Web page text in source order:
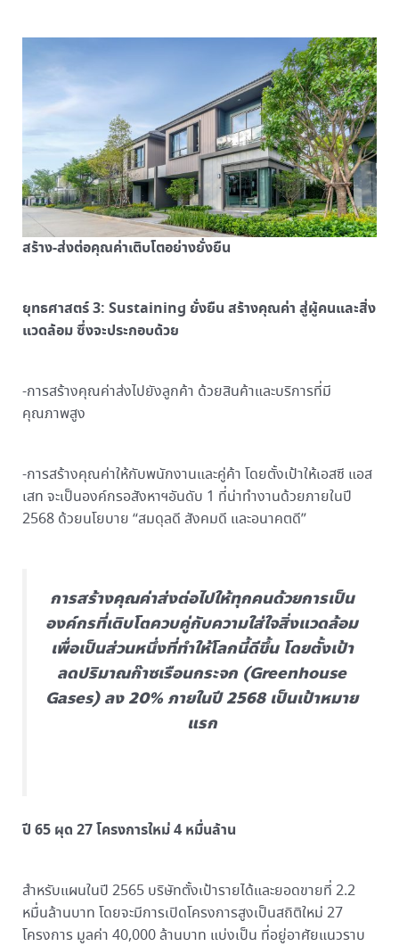
สร้าง-ส่งต่อคุณค่าเติบโตอย่างยั่งยืน
ยุทธศาสตร์ 3: Sustaining ยั่งยืน สร้างคุณค่า สู่ผู้คนและสิ่ง
แวดล้อม ซึ่งจะประกอบด้วย
-การสร้างคุณค่าส่งไปยังลูกค้า ด้วยสินค้าและบริการที่มี
คุณภาพสูง
-การสร้างคุณค่าให้กับพนักงานและคู่ค้า โดยตั้งเป้าให้เอสซี แอส
เสท จะเป็นองค์กรอสังหาฯอันดับ 1 ที่น่าทำงานด้วยภายในปี
2568 ด้วยนโยบาย “สมดุลดี สังคมดี และอนาคตดี”
การสร้างคุณค่าส่งต่อไปให้ทุกคนด้วยการเป็น
องค์กรที่เติบโตควบคู่กับความใส่ใจสิ่งแวดล้อม
เพื่อเป็นส่วนหนึ่งที่ทำให้โลกนี้ดีขึ้น โดยตั้งเป้า
ลดปริมาณก๊าซเรือนกระจก (Greenhouse
Gases) ลง 20% ภายในปี 2568 เป็นเป้าหมาย
แรก
ปี 65 ผุด 27 โครงการใหม่ 4 หมื่นล้าน
สำหรับแผนในปี 2565 บริษัทตั้งเป้ารายได้และยอดขายที่ 2.2
หมื่นล้านบาท โดยจะมีการเปิดโครงการสูงเป็นสถิติใหม่ 27
โครงการ มูลค่า 40,000 ล้านบาท แบ่งเป็น ที่อยู่อาศัยแนวราบ